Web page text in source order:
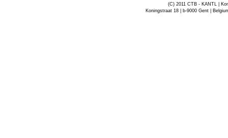
(C) 2011 CTB - KANTL |
Koningstraat 18 | b-9000 Gent |